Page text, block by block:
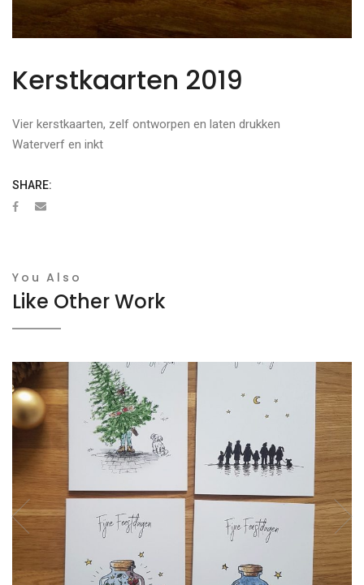
Kerstkaarten 2019
Vier kerstkaarten, zelf ontworpen en laten drukken
Waterverf en inkt
SHARE:
You Also
Like Other Work